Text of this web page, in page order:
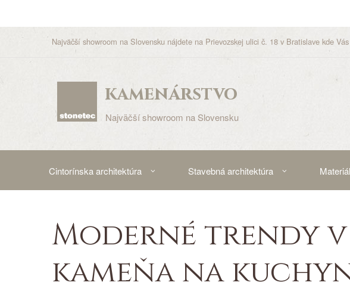
Najväčší showroom na Slovensku nájdete na Prievozskej ulici č. 18 v Bratislave kde
kamenárstvo
Najväčší showroom na Slovensku
Cintorínska architektúra Stavebná architektúra
Moderné trendy
kameňa na